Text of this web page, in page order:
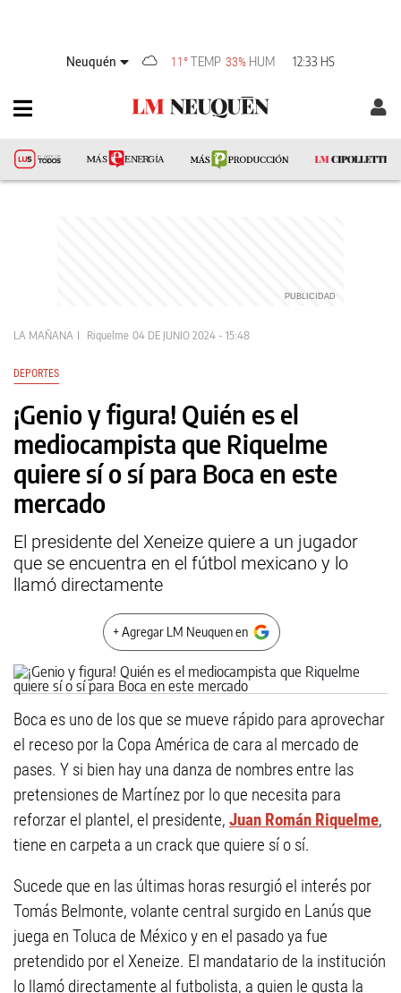
Neuquén 11° TEMP 33% HUM 12:33 HS
LA MAÑANA Riquelme 04 DE JUNIO 2024 - 15:48
DEPORTES
¡Genio y figura! Quién es el
mediocampista que Riquelme
quiere sí o sí para Boca en este
mercado
El presidente del Xeneize quiere a un jugador
que se encuentra en el fútbol mexicano y lo
llamó directamente
+ Agregar LM Neuquen en
Boca es uno de los que se mueve rápido para aprovechar
el receso por la Copa América de cara al mercado de
pases. Y si bien hay una danza de nombres entre las
pretensiones de Martínez por lo que necesita para
reforzar el plantel, el presidente, Juan Román Riquelme,
tiene en carpeta a un crack que quiere sí o sí.
Sucede que en las últimas horas resurgió el interés por
Tomás Belmonte, volante central surgido en Lanús que
juega en Toluca de México y en el pasado ya fue
pretendido por el Xeneize. El mandatario de la institución
lo llamó directamente al futbolista, a quien le gusta la